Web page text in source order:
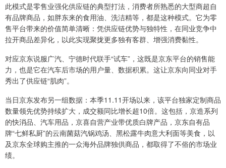
此模式是零售业强化供应链的典型打法，消费者所熟悉的大型商超自
有品牌商品，如胖东来的食用油、洗洁精等，都是这种模式。它为零
售平台带来的价值简单清晰：凭供应链优势与独特性，在同业竞争中
拉开商品差异化，以此实现聚拢更多独有客群、增强消费黏性。
对应京东说服广汽、宁德时代联手“试车”，这既是京东平台的销售能
力，也是它在汽车后市场的用户量、数据积累。这让京东向同业对手
秀出了供应链“肌肉”。
当日京东发布另一组数据：本季11.11开场以来，该平台独家定制商品
数量领先优势持续扩大，成交额同比增长超10倍。这包括，京造系列
的快消品、汽车用品，京喜自营产业带优质白牌产品，京东自有品
牌“七鲜私厨”的云南菌菇汽锅鸡汤、黑松露牛肉意大利面等美食，以
及京东全球购主推的一众海外品牌独供商品，都取得了不俗的市场业
绩。